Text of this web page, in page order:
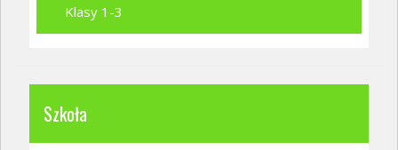
Klasy 1-3
Szkoła